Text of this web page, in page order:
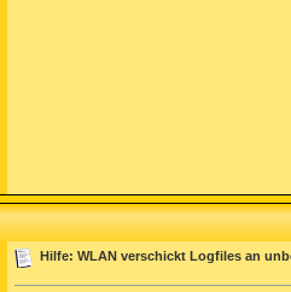
Hilfe: WLAN verschickt Logfiles an